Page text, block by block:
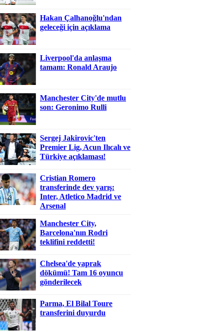
Hakan Çalhanoğlu'ndan
geleceği için açıklama
Liverpool'da anlaşma
tamam: Ronald Araujo
Manchester City'de mutlu
son: Geronimo Rulli
Sergej Jakirovic'ten
Premier Lig, Acun Ilıcalı ve
Türkiye açıklaması!
Cristian Romero
transferinde dev yarış:
Inter, Atletico Madrid ve
Arsenal
Manchester City,
Barcelona'nın Rodri
teklifini reddetti!
Chelsea'de yaprak
dökümü! Tam 16 oyuncu
gönderilecek
Parma, El Bilal Toure
transferini duyurdu